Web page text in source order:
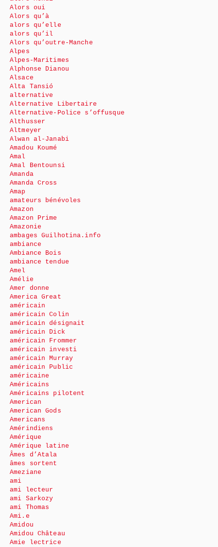
Alors oui
Alors qu’à
alors qu’elle
alors qu’il
Alors qu’outre-Manche
Alpes
Alpes-Maritimes
Alphonse Dianou
Alsace
Alta Tansió
alternative
Alternative Libertaire
Alternative-Police s’offusque
Althusser
Altmeyer
Alwan al-Janabi
Amadou Koumé
Amal
Amal Bentounsi
Amanda
Amanda Cross
Amap
amateurs bénévoles
Amazon
Amazon Prime
Amazonie
ambages Guilhotina.info
ambiance
Ambiance Bois
ambiance tendue
Amel
Amélie
Amer donne
America Great
américain
américain Colin
américain désignait
américain Dick
américain Frommer
américain investi
américain Murray
américain Public
américaine
Américains
Américains pilotent
American
American Gods
Americans
Amérindiens
Amérique
Amérique latine
Âmes d’Atala
âmes sortent
Ameziane
ami
ami lecteur
ami Sarkozy
ami Thomas
Ami.e
Amidou
Amidou Château
Amie lectrice